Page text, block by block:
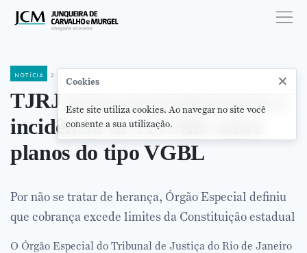
notícia 2 de julho de 2019
TJRJ torna inconstitucional a
incidência de ITCMD sobre
planos do tipo VGBL
Por não se tratar de herança, Órgão Especial definiu
que cobrança excede limites da Constituição estadual
O Órgão Especial do Tribunal de Justiça do Rio de Janeiro
Cookies ×
Este site utiliza cookies. Ao navegar no site você
consente a sua utilização.